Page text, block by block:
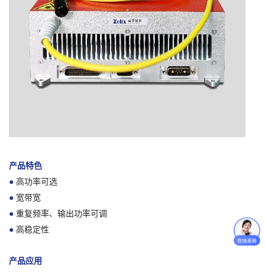
产品特色
● 高功率可选
● 宽带宽
● 重复频率、输出功率可调
● 高稳定性
产品应用